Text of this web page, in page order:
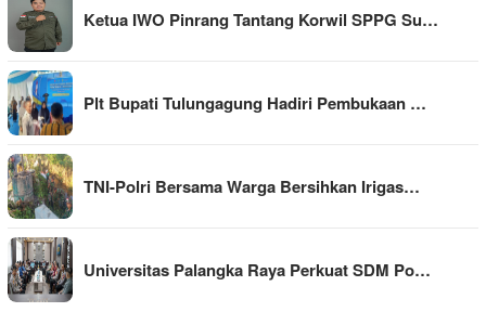
Ketua IWO Pinrang Tantang Korwil SPPG Su…
Plt Bupati Tulungagung Hadiri Pembukaan …
TNI-Polri Bersama Warga Bersihkan Irigas…
Universitas Palangka Raya Perkuat SDM Po…